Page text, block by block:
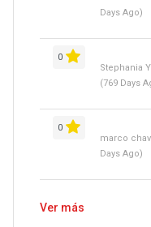
Days Ago)
0
Stephania
(769 Days
0
marco
Days Ago)
Ver más